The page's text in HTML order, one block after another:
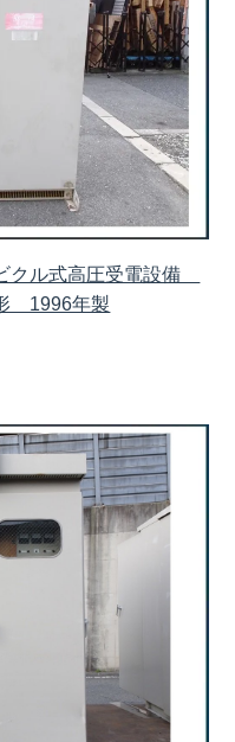
ル式高圧受電設備
1996年製